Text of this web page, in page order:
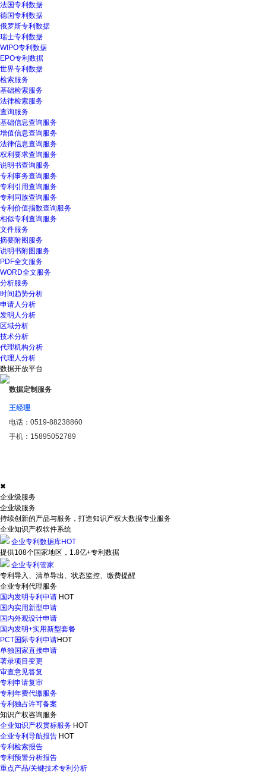
法国专利数据
德国专利数据
俄罗斯专利数据
瑞士专利数据
WIPO专利数据
EPO专利数据
世界专利数据
检索服务
基础检索服务
法律检索服务
查询服务
基础信息查询服务
增值信息查询服务
法律信息查询服务
权利要求查询服务
说明书查询服务
专利事务查询服务
专利引用查询服务
专利同族查询服务
专利价值指数查询服务
相似专利查询服务
文件服务
摘要附图服务
说明书附图服务
PDF全文服务
WORD全文服务
分析服务
时间趋势分析
申请人分析
发明人分析
区域分析
技术分析
代理机构分析
代理人分析
数据开放平台
数据定制服务
王经理
电话： 0519-88238860
手机： 15895052789
✖
企业级服务
企业级服务
持续创新的产品与服务，打造知识产权大数据专业服务
企业知识产权软件系统
企业专利数据库HOT
提供108个国家地区，1.8亿+专利数据
企业专利管家
专利导入、清单导出、状态监控、缴费提醒
企业专利代理服务
国内发明专利申请 HOT
国内实用新型申请
国内外观设计申请
国内发明+实用新型套餐
PCT国际专利申请HOT
单独国家直接申请
著录项目变更
审查意见答复
专利申请复审
专利年费代缴服务
专利独占许可备案
知识产权咨询服务
企业知识产权贯标服务 HOT
企业专利导航报告 HOT
专利检索报告
专利预警分析报告
重点产品/关键技术专利分析